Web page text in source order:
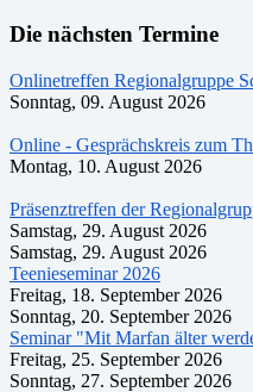
Die nächsten Termine
Onlinetreffen Regionalgruppe
Sonntag, 09. August 2026
Online - Gesprächskreis zum
Montag, 10. August 2026
Präsenztreffen der
Samstag, 29. August 2026
Samstag, 29. August 2026
Teenieseminar 2026
Freitag, 18. September 2026
Sonntag, 20. September 2026
Seminar "Mit Marfan älter
Freitag, 25. September 2026
Sonntag, 27. September 2026